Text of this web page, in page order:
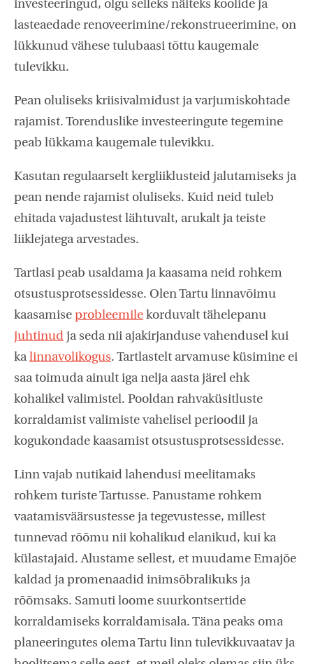
investeeringud, olgu selleks näiteks koolide ja
lasteaedade renoveerimine/rekonstrueerimine, on
lükkunud vähese tulubaasi tõttu kaugemale
tulevikku.
Pean oluliseks kriisivalmidust ja varjumiskohtade
rajamist. Torenduslike investeeringute tegemine
peab lükkama kaugemale tulevikku.
Kasutan regulaarselt kergliiklusteid jalutamiseks ja
pean nende rajamist oluliseks. Kuid neid tuleb
ehitada vajadustest lähtuvalt, arukalt ja teiste
liiklejatega arvestades.
Tartlasi peab usaldama ja kaasama neid rohkem
otsustusprotsessidesse. Olen Tartu linnavõimu
kaasamise probleemile korduvalt tähelepanu
juhtinud ja seda nii ajakirjanduse vahendusel kui
kalinnavolikogus. Tartlastelt arvamuse küsimine ei
saa toimuda ainult iga nelja aasta järel ehk
kohalikel valimistel. Pooldan rahvaküsitluste
korraldamist valimiste vahelisel perioodil ja
kogukondade kaasamist otsustusprotsessidesse.
Linn vajab nutikaid lahendusi meelitamaks
rohkem turiste Tartusse. Panustame rohkem
vaatamisväärsustesse ja tegevustesse, millest
tunnevad rõõmu nii kohalikud elanikud, kui ka
külastajaid. Alustame sellest, et muudame Emajõe
kaldad ja promenaadid inimsõbralikuks ja
rõõmsaks. Samuti loome suurkontsertide
korraldamiseks korraldamisala. Täna peaks oma
planeeringutes olema Tartu linn tulevikkuvaatav ja